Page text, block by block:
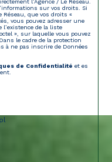
l’Agence / Le Réseau.
sur vos droits. Si
Réseau, que vos droits «
vous pouvez adresser une
l’existence de la liste
», sur laquelle vous pouvez
le cadre de la protection
à ne pas inscrire de Données
de Confidentialité et es